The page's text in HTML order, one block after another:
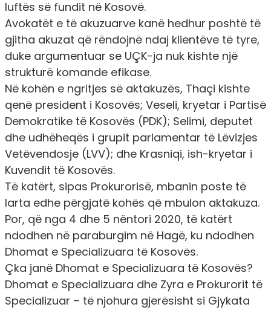
luftës së fundit në Kosovë.
Avokatët e të akuzuarve kanë hedhur poshtë të
gjitha akuzat që rëndojnë ndaj klientëve të tyre,
duke argumentuar se UÇK-ja nuk kishte një
strukturë komande efikase.
Në kohën e ngritjes së aktakuzës, Thaçi kishte
qenë president i Kosovës; Veseli, kryetar i Partisë
Demokratike të Kosovës (PDK); Selimi, deputet
dhe udhëheqës i grupit parlamentar të Lëvizjes
Vetëvendosje (LVV); dhe Krasniqi, ish-kryetar i
Kuvendit të Kosovës.
Të katërt, sipas Prokurorisë, mbanin poste të
larta edhe përgjatë kohës që mbulon aktakuza.
Por, që nga 4 dhe 5 nëntori 2020, të katërt
ndodhen në paraburgim në Hagë, ku ndodhen
Dhomat e Specializuara të Kosovës.
Çka janë Dhomat e Specializuara të Kosovës?
Dhomat e Specializuara dhe Zyra e Prokurorit të
Specializuar – të njohura gjerësisht si Gjykata